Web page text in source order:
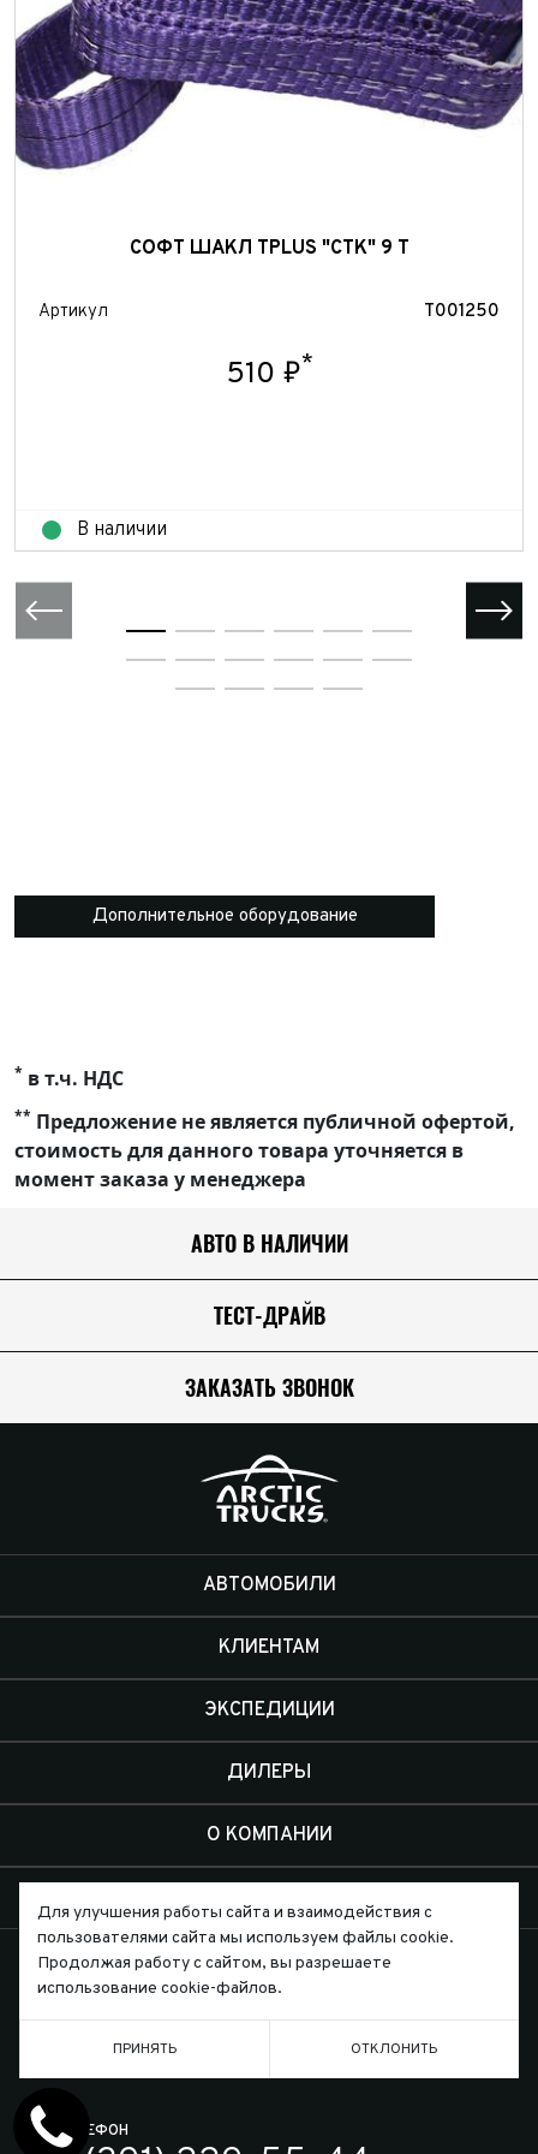
СОФТ ШАКЛ TPLUS "СТК" 9 Т
Артикул T001250
510 ₽*
В наличии
Дополнительное оборудование
* в т.ч. НДС
** Предложение не является публичной офертой,
стоимость для данного товара уточняется в
момент заказа у менеджера
АВТО В НАЛИЧИИ
ТЕСТ-ДРАЙВ
ЗАКАЗАТЬ ЗВОНОК
АВТОМОБИЛИ
КЛИЕНТАМ
ЭКСПЕДИЦИИ
ДИЛЕРЫ
О КОМПАНИИ
ТЕЛЕФОН
Для улучшения работы сайта и взаимодействия с
пользователями сайта мы используем файлы cookie.
Продолжая работу с сайтом, вы разрешаете
использование cookie-файлов.
ПРИНЯТЬ ОТКЛОНИТЬ